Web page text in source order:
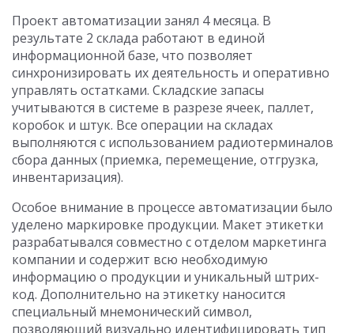
Проект автоматизации занял 4 месяца. В
результате 2 склада работают в единой
информационной базе, что позволяет
синхронизировать их деятельность и оперативно
управлять остатками. Складские запасы
учитываются в системе в разрезе ячеек, паллет,
коробок и штук. Все операции на складах
выполняются с использованием радиотерминалов
сбора данных (приемка, перемещение, отгрузка,
инвентаризация).
Особое внимание в процессе автоматизации было
уделено маркировке продукции. Макет этикетки
разрабатывался совместно с отделом маркетинга
компании и содержит всю необходимую
информацию о продукции и уникальный штрих-
код. Дополнительно на этикетку наносится
специальный мнемонический символ,
позволяющий визуально идентифицировать тип